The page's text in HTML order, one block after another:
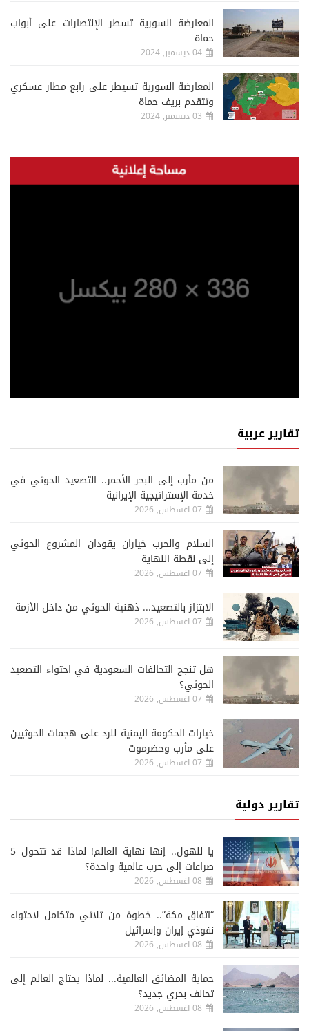
المعارضة السورية تسطر الإنتصارات على أبواب
حماة
04 ديسمبر, 2024
المعارضة السورية تسيطر على رابع مطار عسكري
وتتقدم بريف حماة
03 ديسمبر, 2024
تقارير عربية
من مأرب إلى البحر الأحمر.. التصعيد الحوثي في
خدمة الإستراتيجية الإيرانية
07 اغسطس, 2026
السلام والحرب خياران يقودان المشروع الحوثي
إلى نقطة النهاية
07 اغسطس, 2026
الابتزاز بالتصعيد... ذهنية الحوثي من داخل الأزمة
07 اغسطس, 2026
هل تنجح التحالفات السعودية في احتواء التصعيد
الحوثي؟
07 اغسطس, 2026
خيارات الحكومة اليمنية للرد على هجمات الحوثيين
على مأرب وحضرموت
07 اغسطس, 2026
تقارير دولية
يا للهول.. إنها نهاية العالم! لماذا قد تتحول 5
صراعات إلى حرب عالمية واحدة؟
08 اغسطس, 2026
“اتفاق مكة”.. خطوة من ثلاثي متكامل لاحتواء
نفوذي إيران وإسرائيل
08 اغسطس, 2026
حماية المضائق العالمية... لماذا يحتاج العالم إلى
تحالف بحري جديد؟
08 اغسطس, 2026